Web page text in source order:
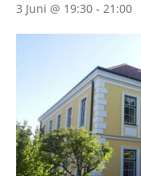
3 Juni @ 19:30 - 21:00